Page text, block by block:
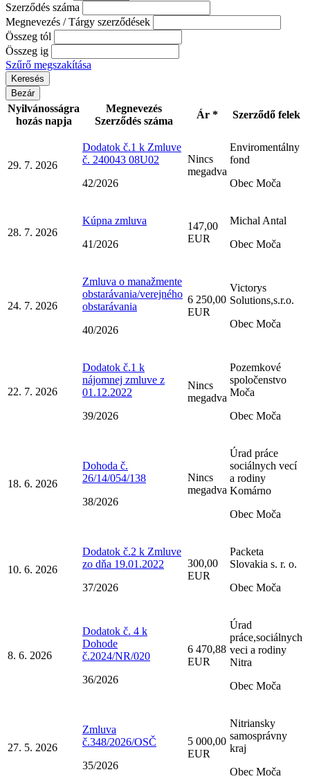
Szerződés száma
Megnevezés / Tárgy szerződések
Összeg tól
Összeg ig
Szűrő megszakítása
Bezár
Nyilvánosságra
hozás napja
Megnevezés
Szerződés száma
Ár * Szerződő felek
29. 7. 2026
Dodatok č.1 k Zmluve
č. 240043 08U02
42/2026
Nincs
megadva
Enviromentálny
fond
Obec Moča
28. 7. 2026
Kúpna zmluva
41/2026
147,00
EUR
Michal Antal
Obec Moča
24. 7. 2026
Zmluva o manažmente
obstarávania/verejného
obstarávania
40/2026
6 250,00
EUR
Victorys
Solutions,s.r.o.
Obec Moča
22. 7. 2026
Dodatok č.1 k
nájomnej zmluve z
01.12.2022
39/2026
Nincs
megadva
Pozemkové
spoločenstvo
Moča
Obec Moča
18. 6. 2026
Dohoda č.
26/14/054/138
38/2026
Nincs
megadva
Úrad práce
sociálnych vecí
a rodiny
Komárno
Obec Moča
10. 6. 2026
Dodatok č.2 k Zmluve
zo dňa 19.01.2022
37/2026
300,00
EUR
Packeta
Slovakia s. r. o.
Obec Moča
8. 6. 2026
Dodatok č. 4 k
Dohode
č.2024/NR/020
36/2026
6 470,88
EUR
Úrad
práce,sociálnych
veci a rodiny
Nitra
Obec Moča
27. 5. 2026
Zmluva
č.348/2026/OSČ
35/2026
5 000,00
EUR
Nitriansky
samosprávny
kraj
Obec Moča